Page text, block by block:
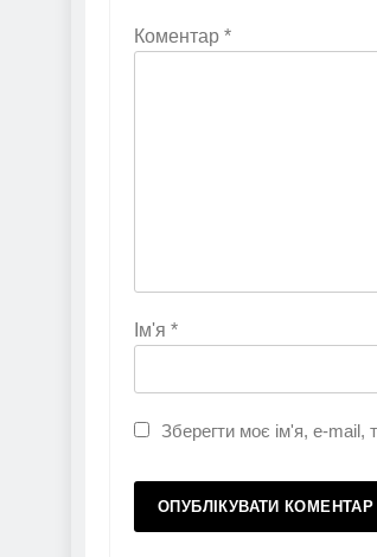
Коментар *
Ім'я *
Зберегти моє ім'я, e-mail,